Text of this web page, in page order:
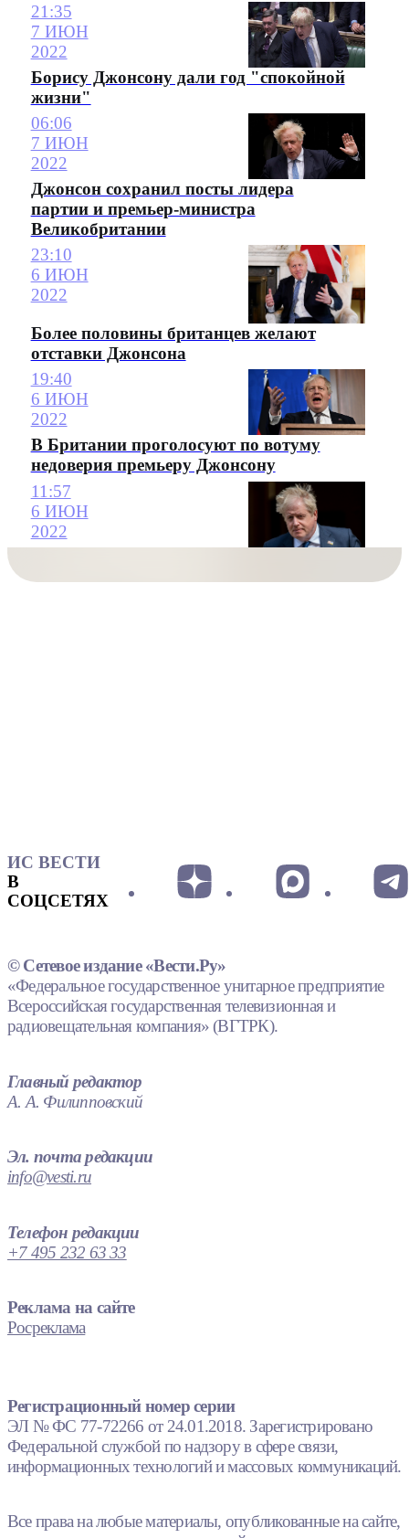
21:35
7 ИЮН
2022
Борису Джонсону дали год "спокойной
жизни"
06:06
7 ИЮН
2022
Джонсон сохранил посты лидера
партии и премьер-министра
Великобритании
23:10
6 ИЮН
2022
Более половины британцев желают
отставки Джонсона
19:40
6 ИЮН
2022
В Британии проголосуют по вотуму
недоверия премьеру Джонсону
11:57
6 ИЮН
2022
ИС ВЕСТИ
В
СОЦСЕТЯХ
© Сетевое издание «Вести.Ру»
«Федеральное государственное унитарное предприятие
Всероссийская государственная телевизионная и
радиовещательная компания» (ВГТРК).
Главный редактор
А. А. Филипповский
Эл. почта редакции
info@vesti.ru
Телефон редакции
+7 495 232 63 33
Реклама на сайте
Росреклама
Регистрационный номер серии
ЭЛ № ФС 77-72266 от 24.01.2018. Зарегистрировано
Федеральной службой по надзору в сфере связи,
информационных технологий и массовых коммуникаций.
Все права на любые материалы, опубликованные на сайте,